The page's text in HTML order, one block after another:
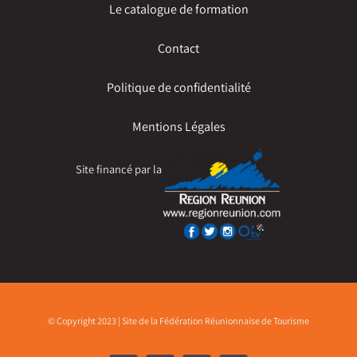
Le catalogue de formation
Contact
Politique de confidentialité
Mentions Légales
Site financé par la
© Copyright 2023 | Site de la Fédération Réunionnaise de Tourisme